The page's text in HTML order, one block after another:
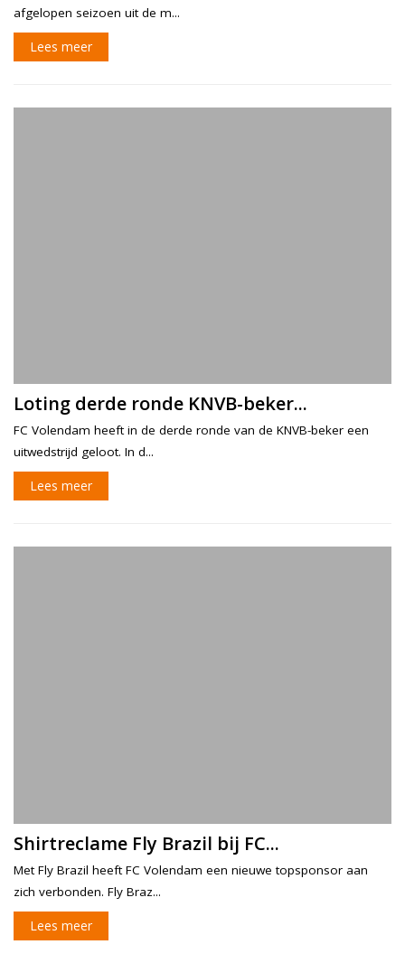
afgelopen seizoen uit de m...
Lees meer
Loting derde ronde KNVB-beker...
FC Volendam heeft in de derde ronde van de KNVB-beker een
uitwedstrijd geloot. In d...
Lees meer
Shirtreclame Fly Brazil bij FC...
Met Fly Brazil heeft FC Volendam een nieuwe topsponsor aan
zich verbonden. Fly Braz...
Lees meer